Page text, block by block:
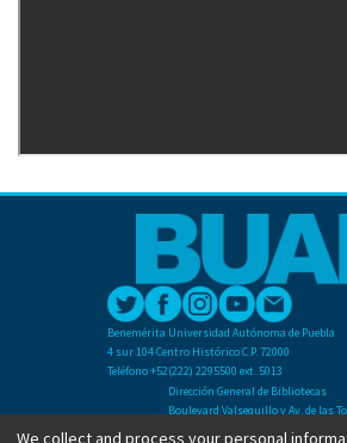
Benemérita Universidad Autónoma de Puebla
4 sur 104 Centro Histórico C.P. 72000
Teléfono +52(222) 2295500 ext. 5013
Dirección General de Bibliotecas
Boulevard Valsequillo y Av. de las
Ciudad Universitaria. Col. San
We collect and process your personal